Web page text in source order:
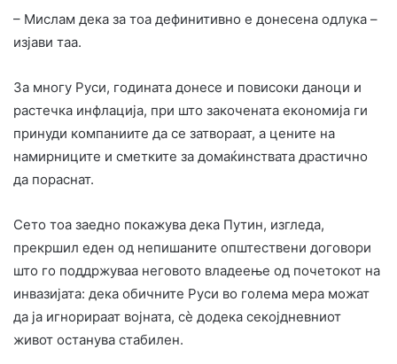
– Мислам дека за тоа дефинитивно е донесена одлука –
изјави таа.
За многу Руси, годината донесе и повисоки даноци и
растечка инфлација, при што закочената економија ги
принуди компаниите да се затвораат, а цените на
намирниците и сметките за домаќинствата драстично
да пораснат.
Сето тоа заедно покажува дека Путин, изгледа,
прекршил еден од непишаните општествени договори
што го поддржуваа неговото владеење од почетокот на
инвазијата: дека обичните Руси во голема мера можат
да ја игнорираат војната, сè додека секојдневниот
живот останува стабилен.